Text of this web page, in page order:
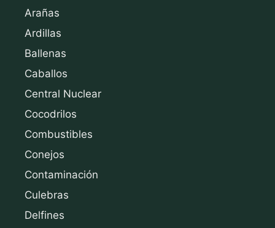
Arañas
Ardillas
Ballenas
Caballos
Central Nuclear
Cocodrilos
Combustibles
Conejos
Contaminación
Culebras
Delfines